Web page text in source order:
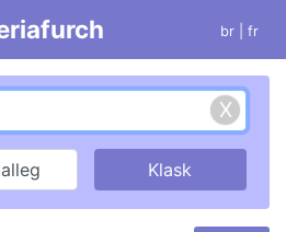
br | fr